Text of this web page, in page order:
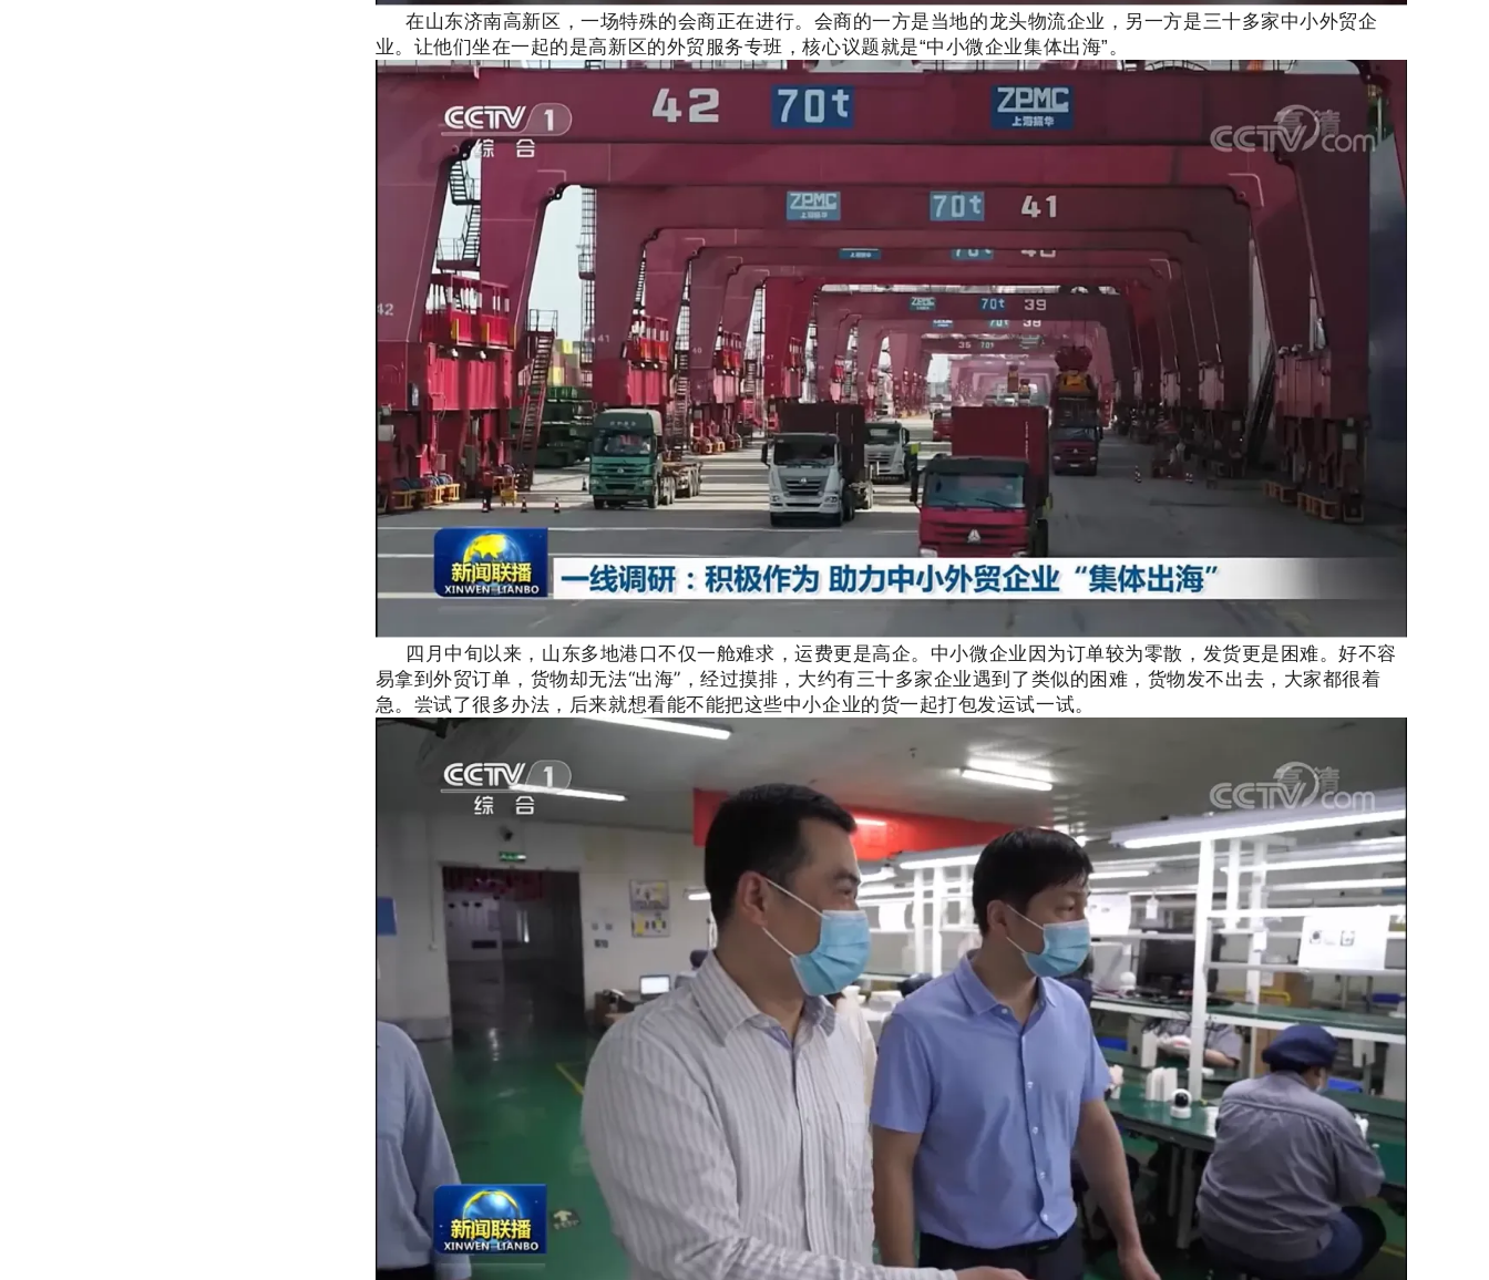
在山东济南高新区，一场特殊的会商正在进行。会商的一方是当地的龙头物流企业，另一方是三十多家中小外贸企
业。让他们坐在一起的是高新区的外贸服务专班，核心议题就是“中小微企业集体出海”。
四月中旬以来，山东多地港口不仅一舱难求，运费更是高企。中小微企业因为订单较为零散，发货更是困难。好不容
易拿到外贸订单，货物却无法“出海”，经过摸排，大约有三十多家企业遇到了类似的困难，货物发不出去，大家都很着
急。尝试了很多办法，后来就想看能不能把这些中小企业的货一起打包发运试一试。